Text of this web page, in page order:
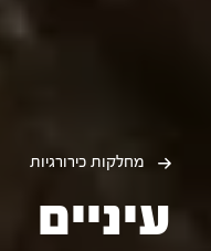
מחלקות כירורגיות
עיניים